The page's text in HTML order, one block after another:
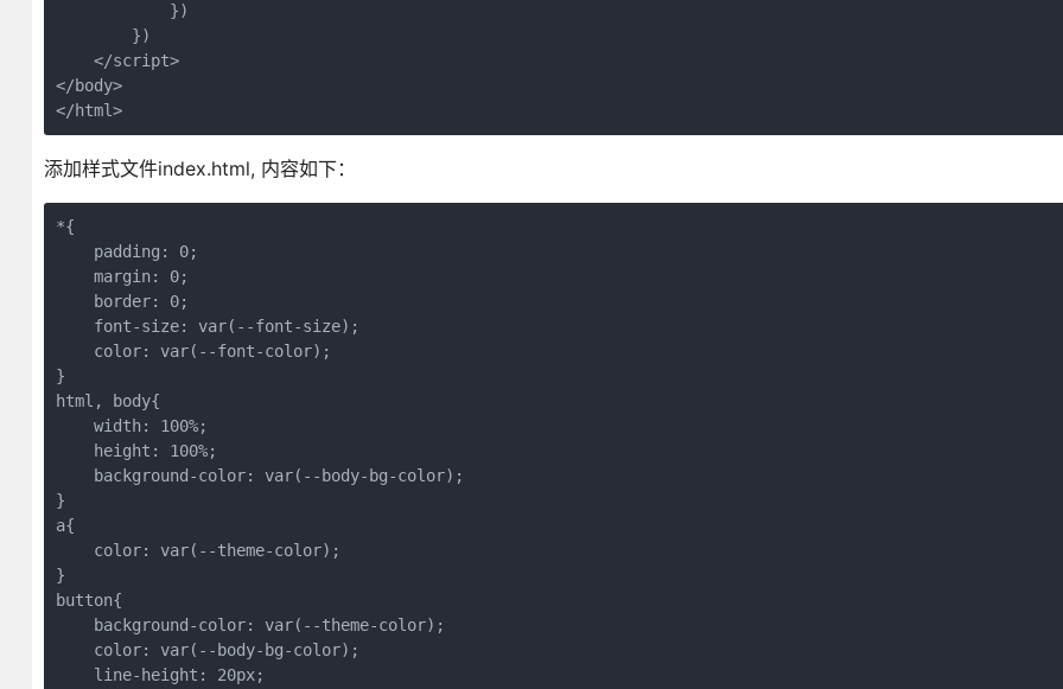
            })
        })
    </script>
</body>
</html>
添加样式文件index.html, 内容如下：
*{
    padding: 0;
    margin: 0;
    border: 0;
    font-size: var(--font-size);
    color: var(--font-color);
}
html, body{
    width: 100%;
    height: 100%;
    background-color: var(--body-bg-color);
}
a{
    color: var(--theme-color);
}
button{
    background-color: var(--theme-color);
    color: var(--body-bg-color);
    line-height: 20px;